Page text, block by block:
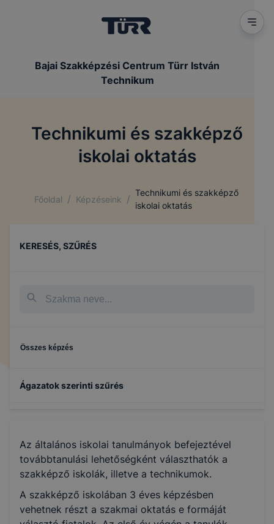
Bajai Szakképzési Centrum Türr István
Technikum
Technikumi és szakképző
iskolai oktatás
Főoldal / Képzéseink /
Technikumi és szakképző
iskolai oktatás
KERESÉS, SZŰRÉS
Összes képzés
Ágazatok szerinti szűrés
Közlekedés és szállítmányozás
Oktatás
Az általános iskolai tanulmányok befejeztével
továbbtanulási lehetőségként választhatók a
szakképző iskolák, illetve a technikumok.
A szakképző iskolában 3 éves képzésben
vehetnek részt a szakmai oktatás e formáját